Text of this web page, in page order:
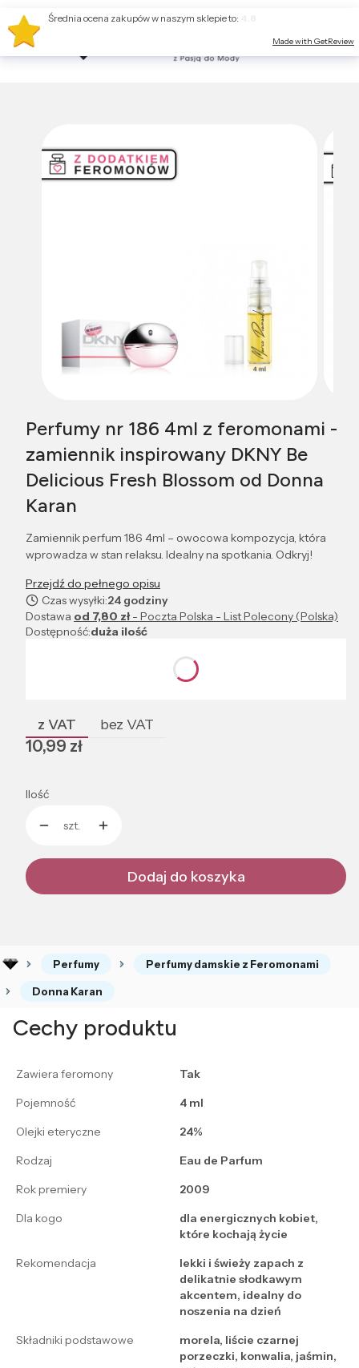
Perfumy nr 186 4ml z feromonami -
zamiennik inspirowany DKNY Be
Delicious Fresh Blossom od Donna
Karan
Zamiennik perfum 186 4ml – owocowa kompozycja, która
wprowadza w stan relaksu. Idealny na spotkania. Odkryj!
Przejdź do pełnego opisu
Czas wysyłki:24 godziny
Dostawa od 7,80 zł- Poczta Polska - List Polecony (Polska)
Dostępność:duża ilość
Poszczególne warianty mogą różnić się ceną
z VAT bez VAT
Cena
10,99 zł
Ilość
szt.
Dodaj do koszyka
Perfumy Perfumy damskie z Feromonami
Donna Karan
Cechy produktu
Zawiera feromony
Tak
Pojemność
4 ml
Olejki eteryczne
24%
Rodzaj
Eau de Parfum
Rok premiery
2009
Dla kogo
dla energicznych kobiet,
które kochają życie
Rekomendacja
lekki i świeży zapach z
delikatnie słodkawym
akcentem, idealny do
noszenia na dzień
Składniki podstawowe
morela, liście czarnej
porzeczki, konwalia, jaśmin,
Średnia ocena zakupów w naszym sklepie to:
Made with GetReview